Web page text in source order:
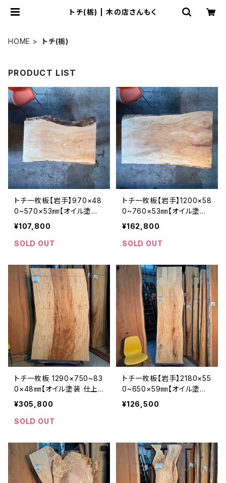
トチ(栃) | 木の店さんもく
HOME トチ(栃)
PRODUCT LIST
トチ一枚板【岩手】970×48
0~570×53㎜【オイル塗装
仕上げ済み】
¥107,800
SOLD OUT
トチ一枚板【岩手】1200×58
0~760×53㎜【オイル塗装
仕上げ済み】
¥162,800
SOLD OUT
トチ一枚板 1290×750~83
0×48㎜【オイル塗装 仕上
げ済み】
¥305,800
SOLD OUT
トチ一枚板【岩手】2180×55
0~650×59㎜【オイル塗装
仕上げ済み】
¥126,500